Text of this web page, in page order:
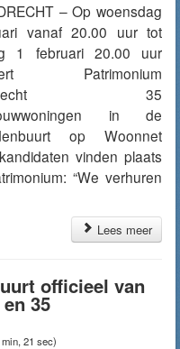
– Op woensdag
vanaf 20.00 uur tot
1 februari 20.00 uur
Patrimonium
35
in de
op Woonnet
vinden plaats
“We verhuren
Lees meer
officieel van
35
21 sec)